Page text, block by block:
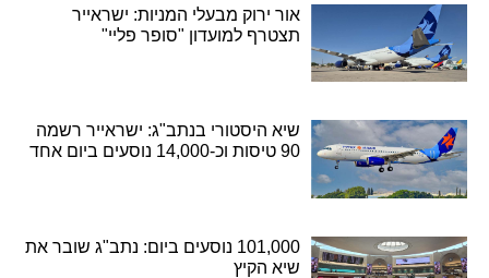
אור ירוק מבעלי המניות: ישראייר
תצטרף למועדון "סופר פליי"
שיא היסטורי בנתב"ג: ישראייר רשמה
90 טיסות וכ-14,000 נוסעים ביום אחד
101,000 נוסעים ביום: נתב"ג שובר את
שיא הקיץ